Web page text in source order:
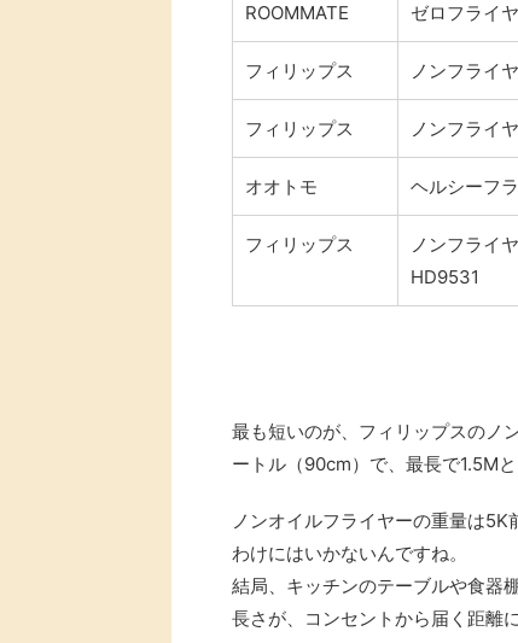
ROOMMATE ゼロフライ
フィリップス ノンフライ
フィリップス ノンフライ
オオトモ ヘルシーフ
フィリップス
ノンフライ
HD9531
最も短いのが、フィリップスのノ
ートル（90cm）で、最長で1.5Mと
ノンオイルフライヤーの重量は
わけにはいかないんですね。
結局、キッチンのテーブルや食器
長さが、コンセントから届く距離